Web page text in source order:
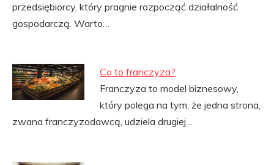
przedsiębiorcy, który pragnie rozpocząć działalność
gospodarczą. Warto…
Co to franczyza?
Franczyza to model biznesowy,
który polega na tym, że jedna strona,
zwana franczyzodawcą, udziela drugiej…